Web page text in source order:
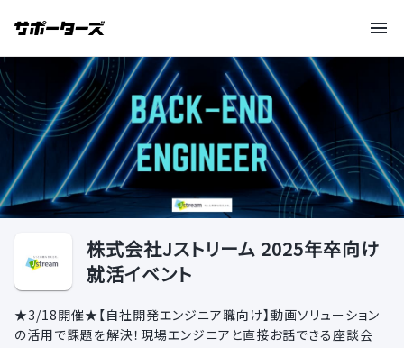
株式会社Jストリーム 2025年卒向け
就活イベント
★3/18開催★【自社開発エンジニア職向け】動画ソリューション
の活用で課題を解決！現場エンジニアと直接お話できる座談会